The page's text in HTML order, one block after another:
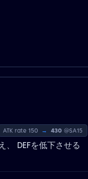
ATK rate 150 → 430 @SA15
、 DEFを低下させる